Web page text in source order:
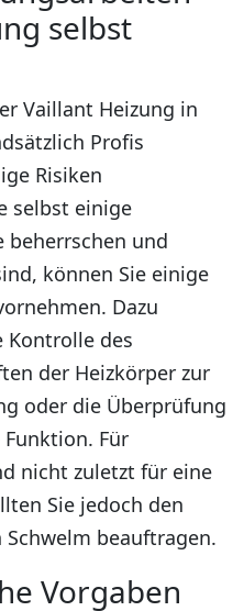
selbst
Vaillant Heizung in
Profis
Risiken
selbst einige
beherrschen und
können Sie einige
Dazu
Kontrolle des
der Heizkörper zur
oder die Überprüfung
Für
nicht zuletzt für eine
Sie jedoch den
beauftragen.
Vorgaben